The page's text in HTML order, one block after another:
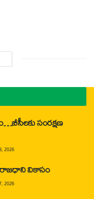
సంరక్షణ
2026
రాజధాని వికాసం
2026